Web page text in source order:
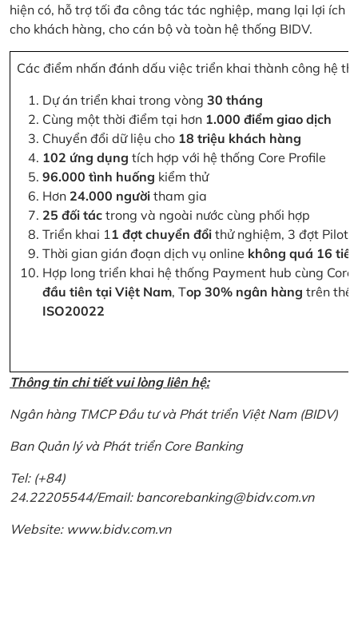
hiện có, hỗ trợ tối đa công tác tác nghiệp, mang lại lợi ích
cho khách hàng, cho cán bộ và toàn hệ thống BIDV.
Các điểm nhấn đánh dấu việc triển khai thành công hệ
Dự án triển khai trong vòng 30 tháng
Cùng một thời điểm tại hơn 1.000 điểm giao dịch
Chuyển đổi dữ liệu cho 18 triệu khách hàng
102 ứng dụng tích hợp với hệ thống Core Profile
96.000 tình huống kiểm thử
Hơn 24.000 người tham gia
25 đối tác trong và ngoài nước cùng phối hợp
Triển khai 11 đợt chuyển đổi thử nghiệm, 3 đợt Pilot
Thời gian gián đoạn dịch vụ online không quá 16
Hợp long triển khai hệ thống Payment hub cùng
đầu tiên tại Việt Nam, Top 30% ngân hàng trên thế
ISO20022
Thông tin chi tiết vui lòng liên hệ:
Ngân hàng TMCP Đầu tư và Phát triển Việt Nam (BIDV)
Ban Quản lý và Phát triển Core Banking
Tel: (+84)
24.22205544/Email: bancorebanking@bidv.com.vn
Website: www.bidv.com.vn